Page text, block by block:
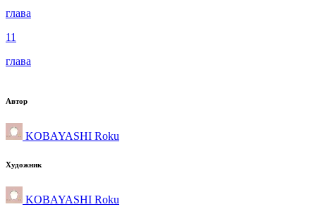
глава
11
глава
Автор
KOBAYASHI Roku
Художник
KOBAYASHI Roku